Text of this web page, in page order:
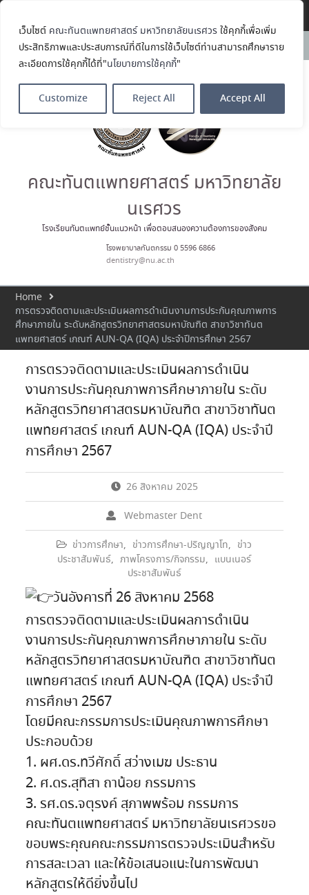
เว็บไซต์ คณะทันตแพทยศาสตร์ มหาวิทยาลัยนเรศวร ใช้คุกกี้เพื่อเพิ่ม
ประสิทธิภาพและประสบการณ์ที่ดีในการใช้เว็บไซต์ท่านสามารถศึกษาราย
ละเอียดการใช้คุกกี้ได้ที่"นโยบายการใช้คุกกี้"
Customize Reject All Accept All
News:
คณะทันตแพทยศาสตร์
มหาวิทยาลัยนเรศวร ร่วมออกบูธ
ประชาสัมพันธ์ หลักสูตรทันตแพทย
ประกาศนียบัตรผู้ช่วยทันตแพทย์
ในโครงการ Open House 2026
ตน ค้นหาตัวเอง
ประกาศคณะทันตแพทยศาสตร์
มหาวิทยาลัยนเรศวร เรื่อง ผู้ผ่าน
การสอบแข่งขันเข้าเป็นพนักงาน
ราชการ (เงินรายได้) ตำแหน่ง ผู้
ประมวลภาพบรรยากาศกิจกรรม
Dent Connect Board Game
2569 ณ คณะทันแพทยศาสตร์
คณะทันตแพทยศาสตร์ มหาวิทยาลัย
นเรศวร
โรงเรียนทันตแพทย์ชั้นแนวหน้า เพื่อตอบสนองความต้องการของสังคม
โรงพยาบาลทันตกรรม 0 5596 6866
dentistry@nu.ac.th
Home
การตรวจติดตามและประเมินผลการดำเนินงานการประกันคุณภาพการ
ศึกษาภายใน ระดับหลักสูตรวิทยาศาสตรมหาบัณฑิต สาขาวิชาทันต
แพทยศาสตร์ เกณฑ์ AUN-QA (IQA) ประจำปีการศึกษา 2567
การตรวจติดตามและประเมินผลการดำเนิน
งานการประกันคุณภาพการศึกษาภายใน ระดับ
หลักสูตรวิทยาศาสตรมหาบัณฑิต สาขาวิชาทันต
แพทยศาสตร์ เกณฑ์ AUN-QA (IQA) ประจำปี
การศึกษา 2567
26 สิงหาคม 2025
Webmaster Dent
ข่าวการศึกษา, ข่าวการศึกษา-ปริญญาโท, ข่าว
ประชาสัมพันธ์, ภาพโครงการ/กิจกรรม, แบนเนอร์
ประชาสัมพันธ์
วันอังคารที่ 26 สิงหาคม 2568
การตรวจติดตามและประเมินผลการดำเนิน
งานการประกันคุณภาพการศึกษาภายใน ระดับ
หลักสูตรวิทยาศาสตรมหาบัณฑิต สาขาวิชาทันต
แพทยศาสตร์ เกณฑ์ AUN-QA (IQA) ประจำปี
การศึกษา 2567
โดยมีคณะกรรมการประเมินคุณภาพการศึกษา
ประกอบด้วย
1. ผศ.ดร.ทวีศักดิ์ สว่างเมฆ ประธาน
2. ศ.ดร.สุทิสา ถาน้อย กรรมการ
3. รศ.ดร.จตุรงค์ สุภาพพร้อม กรรมการ
คณะทันตแพทยศาสตร์ มหาวิทยาลัยนเรศวรขอ
ขอบพระคุณคณะกรรมการตรวจประเมินสำหรับ
การสละเวลา และให้ข้อเสนอแนะในการพัฒนา
หลักสูตรให้ดียิ่งขึ้นไป